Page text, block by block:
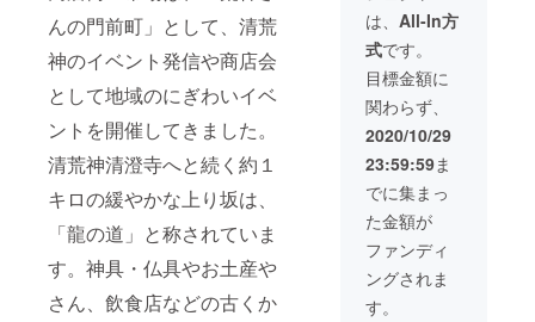
んの門前町」として、清荒
神のイベント発信や商店会
として地域のにぎわいイベ
ントを開催してきました。
清荒神清澄寺へと続く約１
キロの緩やかな上り坂は、
「龍の道」と称されていま
す。神具・仏具やお土産や
さん、飲食店などの古くか
い。
メール
など一
部、
「迷惑
メー
ル」
フォル
ダに振
り分け
られて
しまう
場合が
ござい
ページ
にて視
聴環境
を事前
にご確
認くだ
さい。
https://t
akaraz
uka-
c.jp/topi
cs/onlin
etest.ht
ml ご
よって
は発
注・製
作の都
合上、
お
届けが
遅れる
場合が
ござい
ます。
あらか
じめご
了承く
ださ
不要」
とご記
入にく
ださ
い。 ・
コン
サート
映像配
信の視
聴をご
提供 ・
商店街
のリ
ターン
品より
は、 All-In方
式です。
目標金額に
関わらず、
2020/10/29
23:59:59ま
でに集まっ
た金額が
ファンディ
ングされま
す。